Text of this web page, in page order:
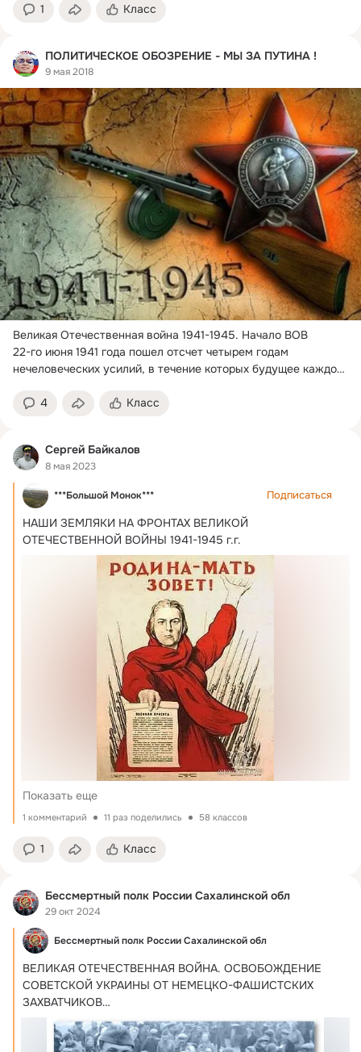
1 Класс
ПОЛИТИЧЕСКОЕ ОБОЗРЕНИЕ - МЫ ЗА ПУТИНА !
9 мая 2018
Великая Отечественная война 1941-1945. Начало ВОВ
22-го июня 1941 года пошел отсчет четырем годам
нечеловеческих усилий, в течение которых будущее каждого
4
Класс
Сергей Байкалов
8 мая 2023
***Большой Монок*** Подписаться
НАШИ ЗЕМЛЯКИ НА ФРОНТАХ ВЕЛИКОЙ
ОТЕЧЕСТВЕННОЙ ВОЙНЫ 1941-1945 г.г.
Показать еще
1 комментарий 11 раз поделились 58 классов
1 Класс
Бессмертный полк России Сахалинской обл
29 окт 2024
Бессмертный полк России Сахалинской обл
ВЕЛИКАЯ ОТЕЧЕСТВЕННАЯ ВОЙНА. ОСВОБОЖДЕНИЕ
СОВЕТСКОЙ УКРАИНЫ ОТ НЕМЕЦКО-ФАШИСТСКИХ
ЗАХВАТЧИКОВ
Ровно 80 лет назад, 28 октября 1944 года,...